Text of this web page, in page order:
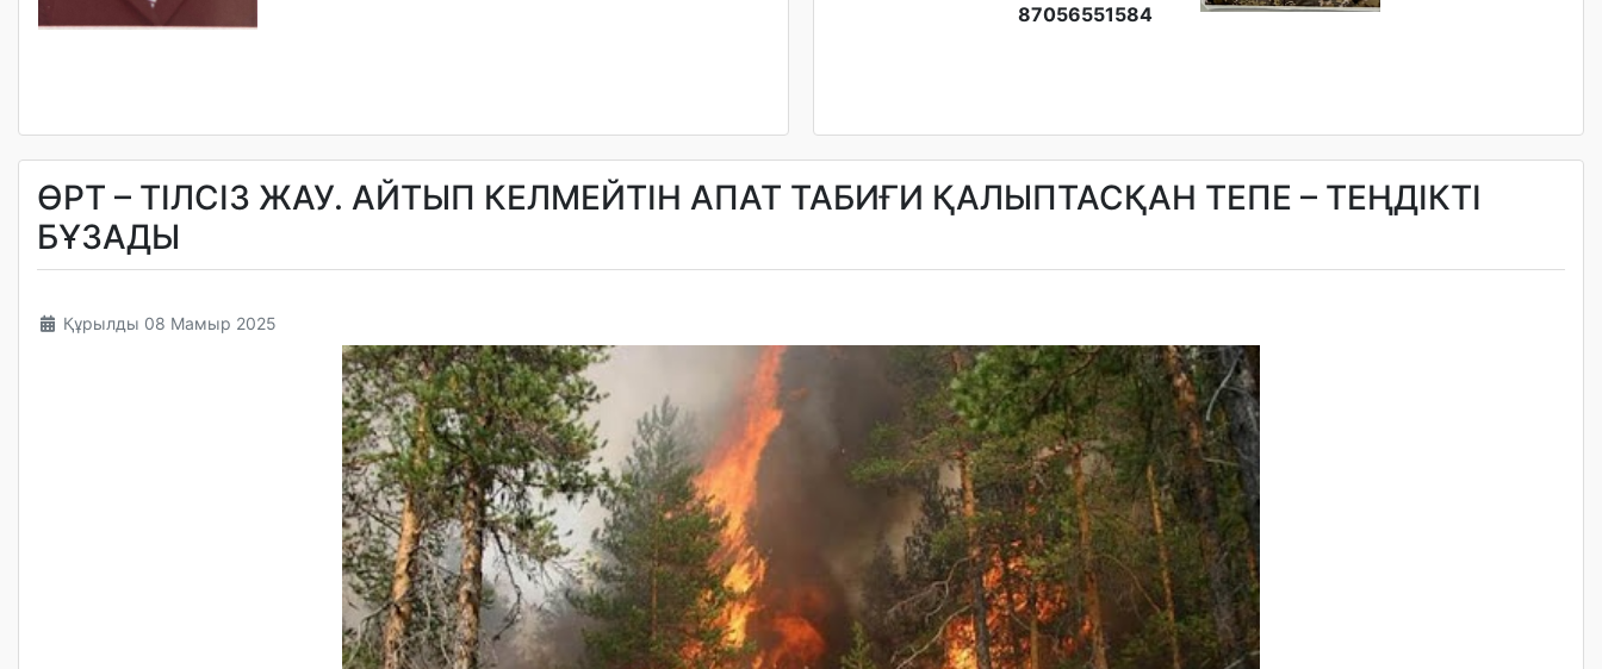
87056551584
ӨРТ – ТІЛСІЗ ЖАУ. АЙТЫП КЕЛМЕЙТІН АПАТ ТАБИҒИ ҚАЛЫПТАСҚАН ТЕПЕ – ТЕҢДІКТІ
БҰЗАДЫ
Құрылды 08 Мамыр 2025